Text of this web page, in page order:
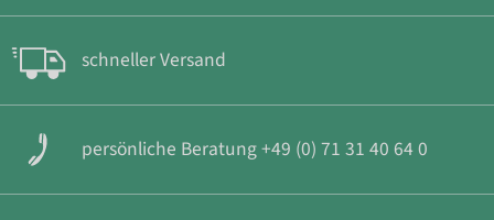
schneller Versand
persönliche Beratung +49 (0) 71 31 40 64 0